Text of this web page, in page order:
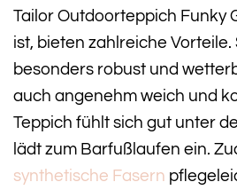
Tailor Outdoorteppich Funky
ist, bieten zahlreiche
besonders robust und
auch angenehm weich und
Teppich fühlt sich gut unter
lädt zum Barfußlaufen ein.
synthetische Fasern